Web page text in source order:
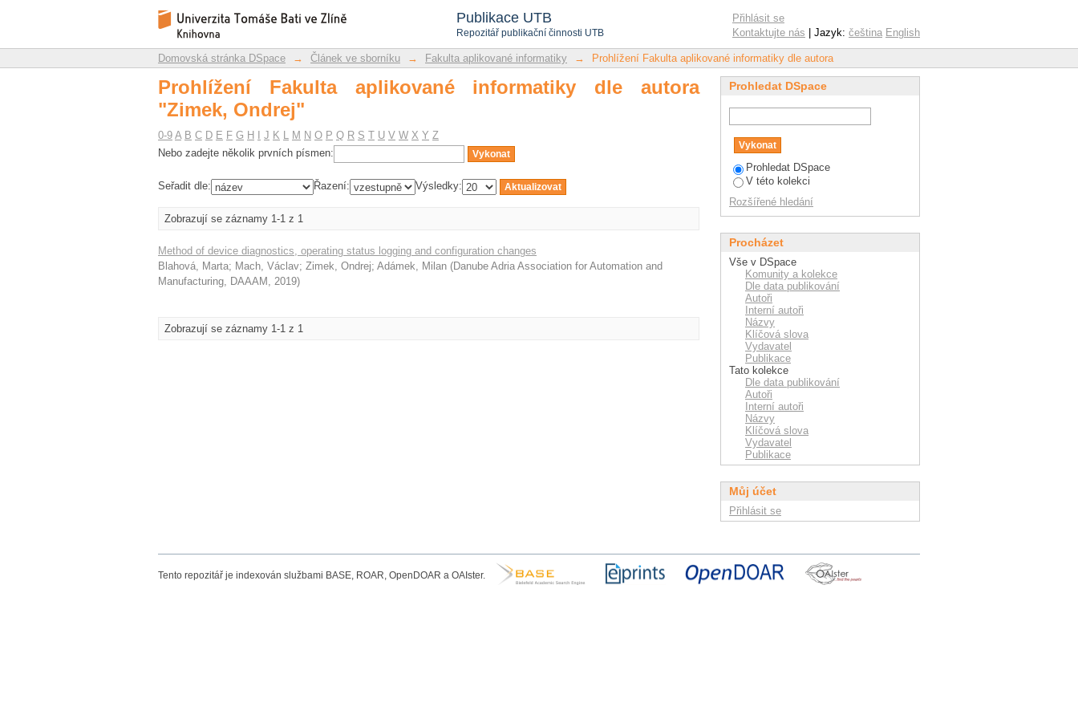
Publikace UTB
Repozitář publikační činnosti UTB
Prohlížení Fakulta aplikované informatiky dle autora "Zimek, Ondrej"
Repozitář DSpace/Manakin
Přihlásit se
Kontaktujte nás | Jazyk: čeština English
Domovská stránka DSpace → Článek ve sborníku → Fakulta aplikované informatiky → Prohlížení Fakulta aplikované informatiky dle autora
Prohlížení Fakulta aplikované informatiky dle autora
"Zimek, Ondrej"
0-9 A B C D E F G H J K L M N O P Q R S T U V W X Y Z
Nebo zadejte několik prvních písmen:
Seřadit dle: Řazení: Výsledky:
Zobrazují se záznamy 1-1 z 1
Method of device diagnostics, operating status logging and configuration changes
Blahová, Marta; Mach, Václav; Zimek, Ondrej; Adámek, Milan (Danube Adria Association for Automation and
Manufacturing, DAAAM , 2019)
Zobrazují se záznamy 1-1 z 1
Prohledat DSpace
Prohledat DSpace
V této kolekci
Rozšířené hledání
Procházet
Vše v DSpace
Komunity a kolekce
Dle data publikování
Autoři
Interní autoři
Názvy
Klíčová slova
Vydavatel
Publikace
Tato kolekce
Dle data publikování
Autoři
Interní autoři
Názvy
Klíčová slova
Vydavatel
Publikace
Můj účet
Přihlásit se
Tento repozitář je indexován službami BASE, ROAR, OpenDOAR a OAIster.